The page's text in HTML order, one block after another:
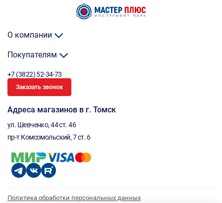
О компании
Покупателям
+7 (3822) 52-34-73
Заказать звонок
Адреса магазинов в г. Томск
ул. Шевченко, 44 ст. 46
пр-т Комсомольский, 7 ст. 6
Политика обработки персональных данных